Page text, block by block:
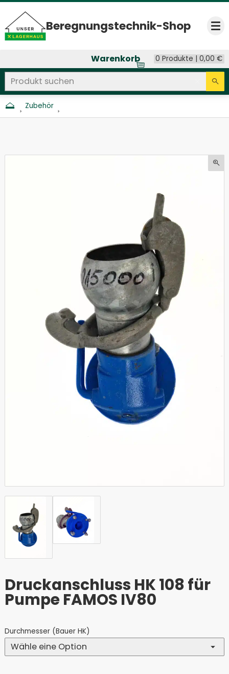
Beregnungs­technik-Shop
Warenkorb 0 Produkte |0,00€
Seitenweite Suche
Produkt suchen
Zubehör
Druckanschluss HK 108 für
Pumpe FAMOS IV80
Durchmesser (Bauer HK)